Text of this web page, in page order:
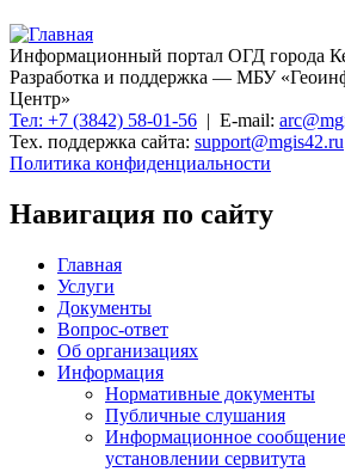
Информационный портал ОГД города
Разработка и поддержка — МБУ
Центр»
Тел: +7 (3842) 58-01-56 | E-mail:
Тех. поддержка сайта: support@mgis42.ru
Политика конфиденциальности
Навигация по сайту
Главная
Услуги
Документы
Вопрос-ответ
Об организациях
Информация
Нормативные документы
Публичные слушания
Информационное
установлении сервитута